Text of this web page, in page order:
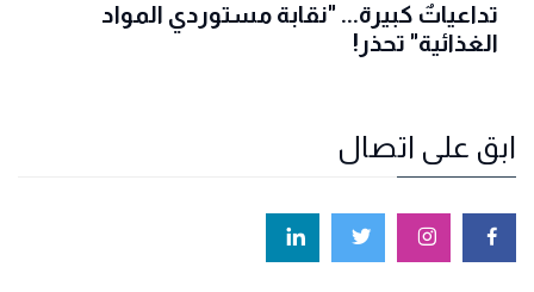
تداعياتٌ كبيرة... "نقابة مستوردي المواد
الغذائية" تحذر!
ابق على اتصال